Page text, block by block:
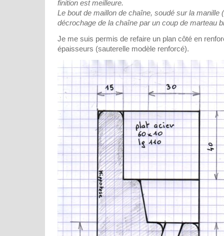
finition est meilleure.
Le bout de maillon de chaîne, soudé sur la manille
décrochage de la chaîne par un coup de marteau
Je me suis permis de refaire un plan côté en
épaisseurs (sauterelle modèle renforcé).